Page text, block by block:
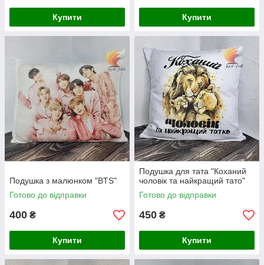
Купити Купити
Подушка з малюнком "BTS"
Готово до відправки
400 ₴
Купити
Подушка для тата "Коханий
чоловік та найкращий тато"
Готово до відправки
450 ₴
Купити